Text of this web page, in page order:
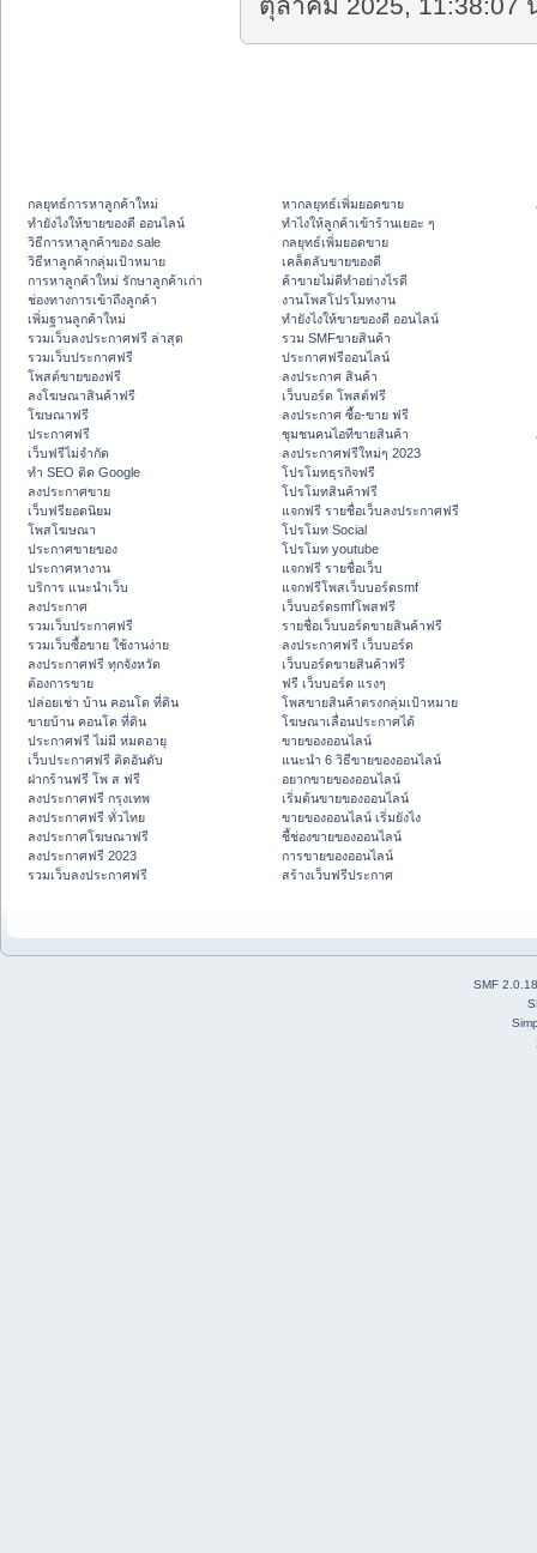
ตุลาคม 2025, 11:38:07
กลยุทธ์การหาลูกค้าใหม่
ทํายังไงให้ขายของดี ออนไลน์
วิธีการหาลูกค้าของ sale
วิธีหาลูกค้ากลุ่มเป้าหมาย
การหาลูกค้าใหม่ รักษาลูกค้าเก่า
ช่องทางการเข้าถึงลูกค้า
เพิ่มฐานลูกค้าใหม่
รวมเว็บลงประกาศฟรี ล่าสุด
รวมเว็บประกาศฟรี
โพสต์ขายของฟรี
ลงโฆษณาสินค้าฟรี
โฆษณาฟรี
ประกาศฟรี
เว็บฟรีไม่จำกัด
ทำ SEO ติด Google
ลงประกาศขาย
เว็บฟรียอดนิยม
โพสโฆษณา
ประกาศขายของ
ประกาศหางาน
บริการ แนะนำเว็บ
ลงประกาศ
รวมเว็บประกาศฟรี
รวมเว็บซื้อขาย ใช้งานง่าย
ลงประกาศฟรี ทุกจังหวัด
ต้องการขาย
ปล่อยเช่า บ้าน คอนโด ที่ดิน
ขายบ้าน คอนโด ที่ดิน
ประกาศฟรี ไม่มี หมดอายุ
เว็บประกาศฟรี ติดอันดับ
ฝากร้านฟรี โพ ส ฟรี
ลงประกาศฟรี กรุงเทพ
ลงประกาศฟรี ทั่วไทย
ลงประกาศโฆษณาฟรี
ลงประกาศฟรี 2023
รวมเว็บลงประกาศฟรี
หากลยุทธ์เพิ่มยอดขาย
ทําไงให้ลูกค้าเข้าร้านเยอะ ๆ
กลยุทธ์เพิ่มยอดขาย
เคล็ดลับขายของดี
ค้าขายไม่ดีทำอย่างไรดี
งานโพสโปรโมทงาน
ทํายังไงให้ขายของดี ออนไลน์
รวม SMFขายสินค้า
ประกาศฟรีออนไลน์
ลงประกาศ สินค้า
เว็บบอร์ด โพสต์ฟรี
ลงประกาศ ซื้อ-ขาย ฟรี
ชุมชนคนไอทีขายสินค้า
ลงประกาศฟรีใหม่ๆ 2023
โปรโมทธุรกิจฟรี
โปรโมทสินค้าฟรี
แจกฟรี รายชื่อเว็บลงประกาศฟรี
โปรโมท Social
โปรโมท youtube
แจกฟรี รายชื่อเว็บ
แจกฟรีโพสเว็บบอร์ดsmf
เว็บบอร์ดsmfโพสฟรี
รายชื่อเว็บบอร์ดขายสินค้าฟรี
ลงประกาศฟรี เว็บบอร์ด
เว็บบอร์ดขายสินค้าฟรี
ฟรี เว็บบอร์ด แรงๆ
โพสขายสินค้าตรงกลุ่มเป้าหมาย
โฆษณาเลื่อนประกาศได้
ขายของออนไลน์
แนะนำ 6 วิธีขายของออนไลน์
อยากขายของออนไลน์
เริ่มต้นขายของออนไลน์
ขายของออนไลน์ เริ่มยังไง
ชี้ช่องขายของออนไลน์
การขายของออนไลน์
สร้างเว็บฟรีประกาศ
SMF 2.0.18